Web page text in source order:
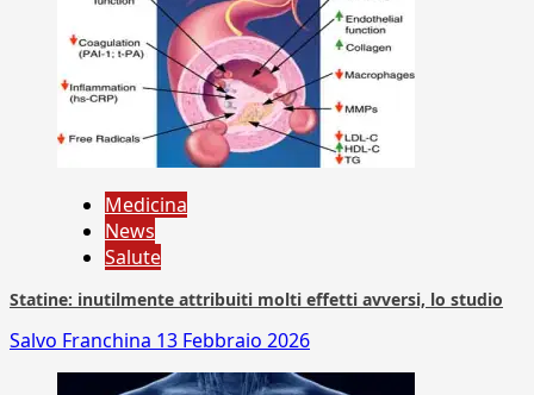
Medicina
News
Salute
Statine: inutilmente attribuiti molti effetti avversi, lo studio
Salvo Franchina 13 Febbraio 2026